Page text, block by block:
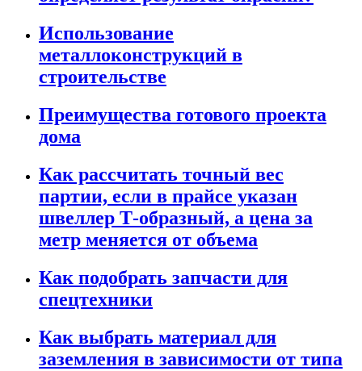
Использование
металлоконструкций в
строительстве
Преимущества готового проекта
дома
Как рассчитать точный вес
партии, если в прайсе указан
швеллер Т-образный, а цена за
метр меняется от объема
Как подобрать запчасти для
спецтехники
Как выбрать материал для
заземления в зависимости от типа